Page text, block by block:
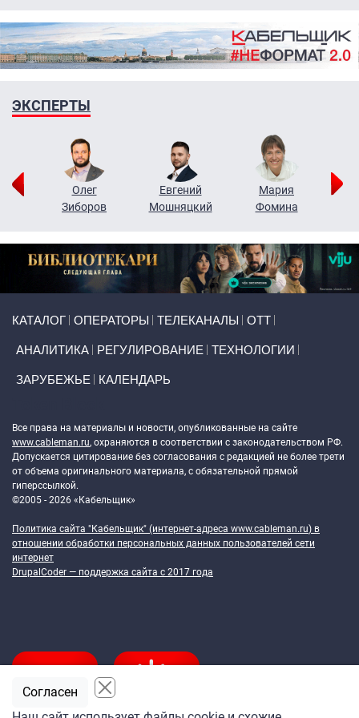
ЭКСПЕРТЫ
Олег
Зиборов
Евгений
Мошняцкий
Мария
Фомина
КАТАЛОГ ОПЕРАТОРЫ ТЕЛЕКАНАЛЫ ОТТ
АНАЛИТИКА РЕГУЛИРОВАНИЕ ТЕХНОЛОГИИ
ЗАРУБЕЖЬЕ КАЛЕНДАРЬ
Все права на материалы и новости, опубликованные на сайте
www.cableman.ru, охраняются в соответствии с законодательством РФ.
Допускается цитирование без согласования с редакцией не более трети
от объема оригинального материала, с обязательной прямой
гиперссылкой.
©2005 - 2026 «Кабельщик»
Политика сайта "Кабельщик" (интернет-адреса www.cableman.ru) в
отношении обработки персональных данных пользователей сети
интернет
DrupalCoder — поддержка сайта c 2017 года
Согласен